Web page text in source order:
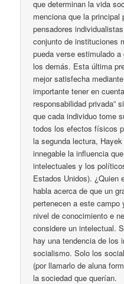
que determinan la vida
menciona que la principal
pensadores
conjunto de instituciones
pueda verse estimulado
los demás. Esta última
mejor satisfecha
importante tener en
responsabilidad privada”
que cada individuo tome
todos los efectos físicos
la segunda lectura,
innegable la influencia
intelectuales y los
Estados Unidos). ¿Quien
habla acerca de que un
pertenecen a este campo
nivel de conocimiento e
considere un intelectual.
hay una tendencia de los
socialismo. Solo los
(por llamarlo de aluna
la sociedad que querían.